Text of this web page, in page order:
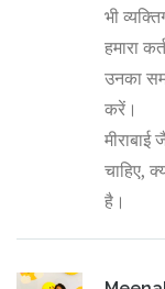
भी
हमारा
उनका
करें।
चाहिए,
है।